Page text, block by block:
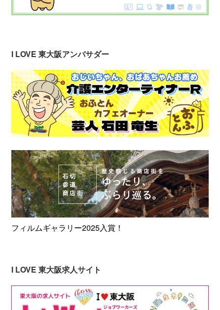
I LOVE 東大阪アンバサダー
フィルムギャラリー2025入賞！
I LOVE 東大阪求人サイト